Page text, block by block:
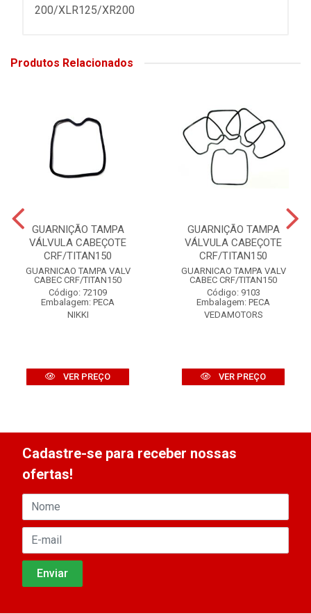
200/XLR125/XR200
Produtos Relacionados
GUARNIÇÃO TAMPA
VÁLVULA CABEÇOTE
CRF/TITAN150
GUARNICAO TAMPA VALV
CABEC CRF/TITAN150
Código: 72109
Embalagem: PECA
NIKKI
VER PREÇO
GUARNIÇÃO TAMPA
VÁLVULA CABEÇOTE
CRF/TITAN150
GUARNICAO TAMPA VALV
CABEC CRF/TITAN150
Código: 9103
Embalagem: PECA
VEDAMOTORS
VER PREÇO
Cadastre-se para receber nossas
ofertas!